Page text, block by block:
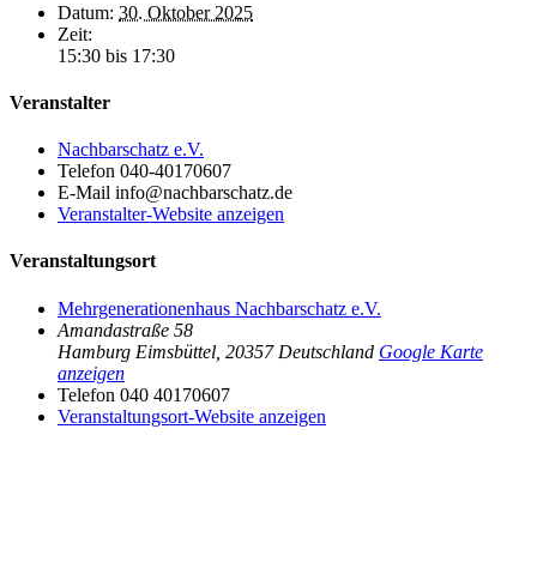
Datum: 30. Oktober 2025
Zeit:
15:30 bis 17:30
Veranstalter
Nachbarschatz e.V.
Telefon 040-40170607
E-Mail info@nachbarschatz.de
Veranstalter-Website anzeigen
Veranstaltungsort
Mehrgenerationenhaus Nachbarschatz e.V.
Amandastraße 58
Hamburg Eimsbüttel 20357 Deutschland Google Karte
anzeigen
Telefon 040 40170607
Veranstaltungsort-Website anzeigen